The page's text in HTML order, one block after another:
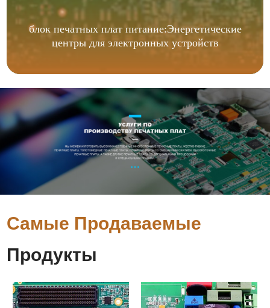
блок печатных плат питание:Энергетические
центры для электронных устройств
Самые Продаваемые
Продукты